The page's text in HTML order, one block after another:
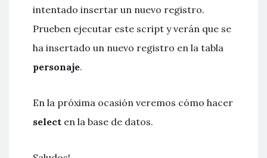
intentado insertar un nuevo registro.
Prueben ejecutar este script y verán que se
ha insertado un nuevo registro en la tabla
personaje.
En la próxima ocasión veremos cómo hacer
select en la base de datos.